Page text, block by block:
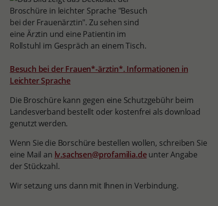
Besuch bei der Frauen*-ärztin*. Informationen in
Leichter Sprache
Die Broschüre kann gegen eine Schutzgebühr beim
Landesverband bestellt oder kostenfrei als download
genutzt werden.
Wenn Sie die Borschüre bestellen wollen, schreiben Sie
eine Mail an lv.sachsen@profamilia.deunter Angabe
der Stückzahl.
Wir setzung uns dann mit Ihnen in Verbindung.